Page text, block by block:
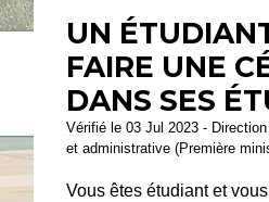
UN
FAIRE UNE
DANS SES
Vérifié le 03 Jul 2023 -
et administrative (Première
Vous êtes étudiant et